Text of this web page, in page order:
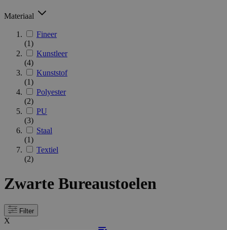
Materiaal
Fineer
(1)
Kunstleer
(4)
Kunststof
(1)
Polyester
(2)
PU
(3)
Staal
(1)
Textiel
(2)
Zwarte Bureaustoelen
Filter
X